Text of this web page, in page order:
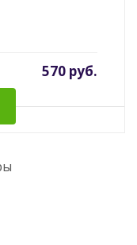
570 руб.